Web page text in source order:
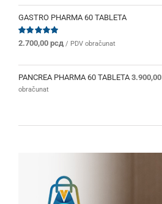
je
bila:
je:
2.280,00 рсд.
GASTRO PHARMA 60 TABLETA
Ocenjeno
od 5
2.700,00 рсд / PDV obračunat
PANCREA PHARMA 60 TABLETA 3.900,00
obračunat